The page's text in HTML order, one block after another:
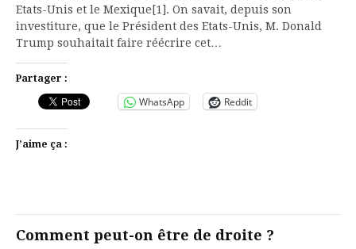
Etats-Unis et le Mexique[1]. On savait, depuis son
investiture, que le Président des Etats-Unis, M. Donald
Trump souhaitait faire réécrire cet…
Partager :
WhatsApp Reddit
J’aime ça :
Comment peut-on être de droite ?